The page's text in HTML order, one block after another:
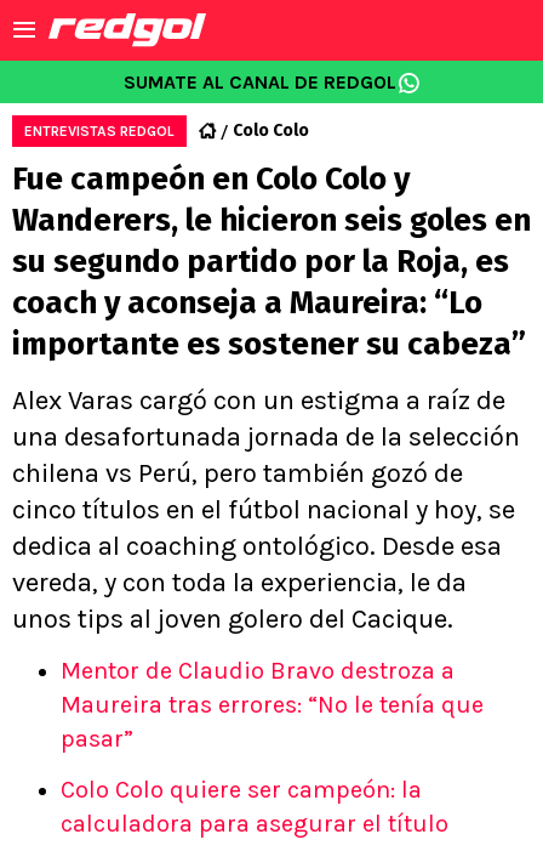
SUMATE AL CANAL DE REDGOL
ENTREVISTAS REDGOL Colo Colo
Fue campeón en Colo Colo y
Wanderers, le hicieron seis goles en
su segundo partido por la Roja, es
coach y aconseja a Maureira: “Lo
importante es sostener su cabeza”
Alex Varas cargó con un estigma a raíz de
una desafortunada jornada de la selección
chilena vs Perú, pero también gozó de
cinco títulos en el fútbol nacional y hoy, se
dedica al coaching ontológico. Desde esa
vereda, y con toda la experiencia, le da
unos tips al joven golero del Cacique.
Mentor de Claudio Bravo destroza a
Maureira tras errores: “No le tenía que
pasar”
Colo Colo quiere ser campeón: la
calculadora para asegurar el título